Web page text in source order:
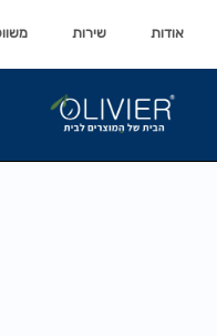
אודות שירות